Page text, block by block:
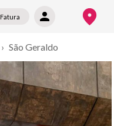
Fatura
› São Geraldo